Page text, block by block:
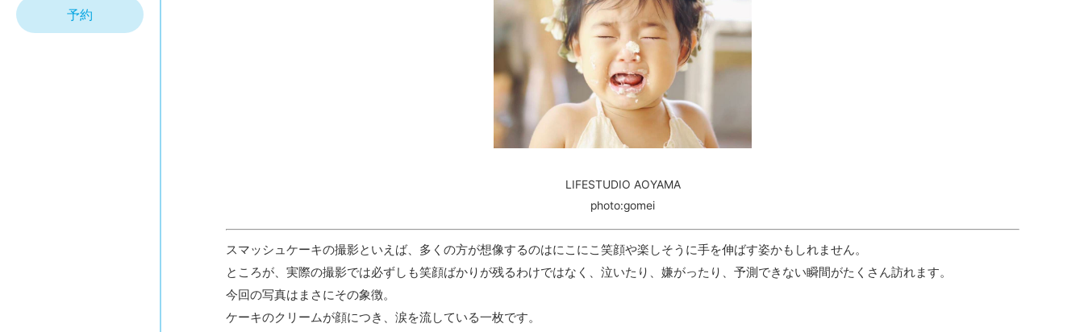
予約
LIFESTUDIO AOYAMA
photo:gomei
スマッシュケーキの撮影といえば、多くの方が想像するのはにこにこ笑顔や楽しそうに手を伸ばす姿かもしれません。
ところが、実際の撮影では必ずしも笑顔ばかりが残るわけではなく、泣いたり、嫌がったり、予測できない瞬間がたくさん訪れます。
今回の写真はまさにその象徴。
ケーキのクリームが顔につき、涙を流している一枚です。